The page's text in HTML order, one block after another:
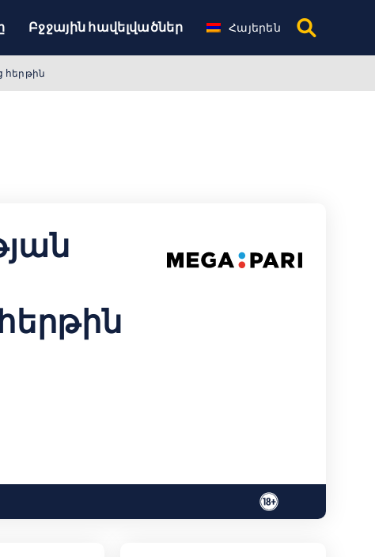
Բջջային հավելվածներ Հայերեն
հերթին